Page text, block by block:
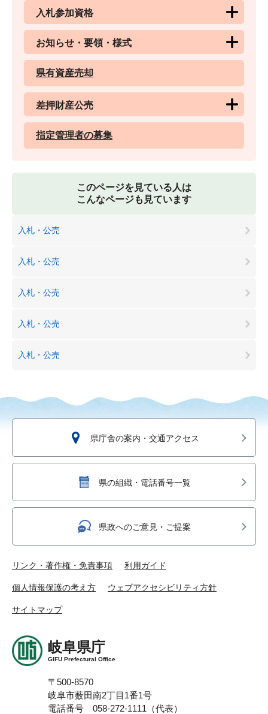
入札参加資格
お知らせ・要領・様式
県有資産売却
差押財産公売
指定管理者の募集
このページを見ている人は
こんなページも見ています
入札・公売
入札・公売
入札・公売
入札・公売
入札・公売
県庁舎の案内・交通アクセス
県の組織・電話番号一覧
県政へのご意見・ご提案
リンク・著作権・免責事項 利用ガイド
個人情報保護の考え方 ウェブアクセシビリティ方針
サイトマップ
岐阜県庁
GIFU Prefectural Office
〒500-8570
岐阜市薮田南2丁目1番1号
電話番号 058-272-1111（代表）